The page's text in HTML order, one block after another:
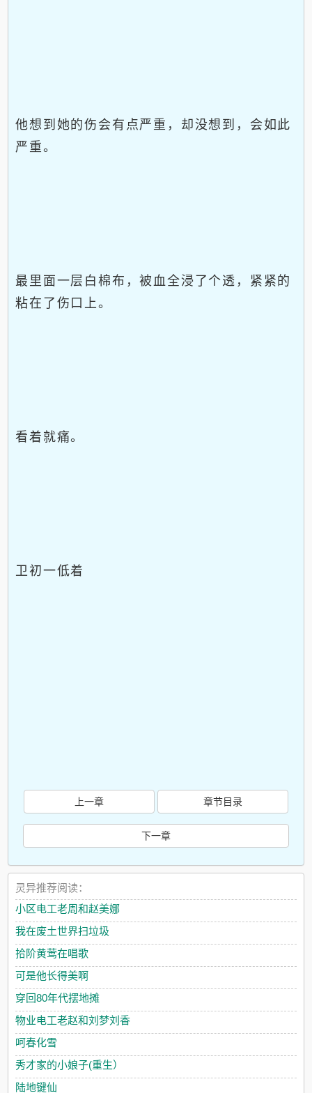
他想到她的伤会有点严重，却没想到，会如此
严重。
最里面一层白棉布，被血全浸了个透，紧紧的
粘在了伤口上。
看着就痛。
卫初一低着
上一章 章节目录
下一章
灵异推荐阅读：
小区电工老周和赵美娜
我在废土世界扫垃圾
拾阶黄莺在唱歌
可是他长得美啊
穿回80年代摆地摊
物业电工老赵和刘梦刘香
呵春化雪
秀才家的小娘子(重生）
陆地键仙